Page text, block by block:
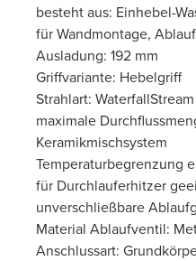
besteht aus: Einhebel-
für Wandmontage,
Ausladung: 192 mm
Griffvariante: Hebelgriff
Strahlart: WaterfallStream
maximale
Keramikmischsystem
Temperaturbegrenzung
für Durchlauferhitzer
unverschließbare
Material Ablaufventil:
Anschlussart: